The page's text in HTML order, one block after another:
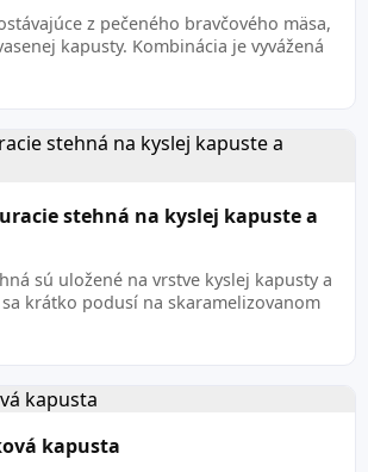
z pečeného bravčového mäsa,
kapusty. Kombinácia je vyvážená
stehná na kyslej kapuste a
sú uložené na vrstve kyslej kapusty a
krátko podusí na skaramelizovanom
kapusta